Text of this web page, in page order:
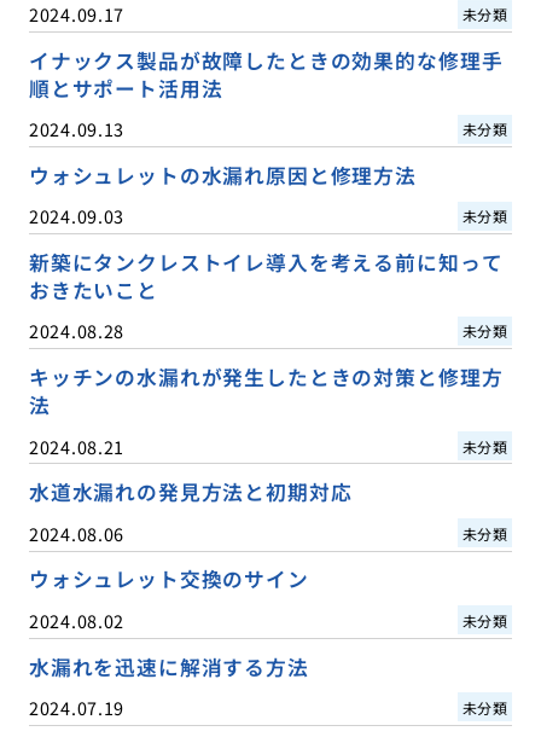
2024.09.17 未分類
イナックス製品が故障したときの効果的な修理手
順とサポート活用法
2024.09.13 未分類
ウォシュレットの水漏れ原因と修理方法
2024.09.03 未分類
新築にタンクレストイレ導入を考える前に知って
おきたいこと
2024.08.28 未分類
キッチンの水漏れが発生したときの対策と修理方
法
2024.08.21 未分類
水道水漏れの発見方法と初期対応
2024.08.06 未分類
ウォシュレット交換のサイン
2024.08.02 未分類
水漏れを迅速に解消する方法
2024.07.19 未分類